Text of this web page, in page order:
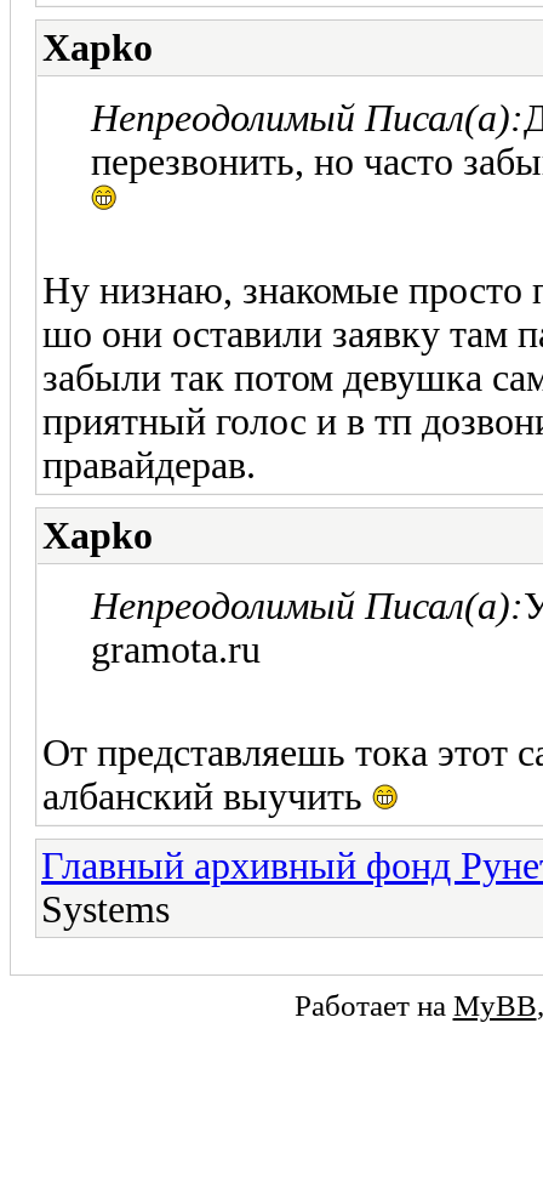
Xapko
Непреодолимый Писал(а):
перезвонить, но часто
Ну низнаю, знакомые просто
шо они оставили заявку там
забыли так потом девушка
приятный голос и в тп
правайдерав.
Xapko
Непреодолимый Писал(а):
gramota.ru
От представляешь тока
албанский выучить
Главный архивный фонд
Systems
Работает на MyBB